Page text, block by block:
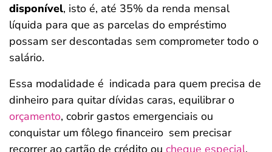
disponível, isto é, até 35% da renda mensal
líquida para que as parcelas do empréstimo
possam ser descontadas sem comprometer todo o
salário.
Essa modalidade é indicada para quem precisa de
dinheiro para quitar dívidas caras, equilibrar o
orçamento, cobrir gastos emergenciais ou
conquistar um fôlego financeiro sem precisar
recorrer ao cartão de crédito ou cheque especial.